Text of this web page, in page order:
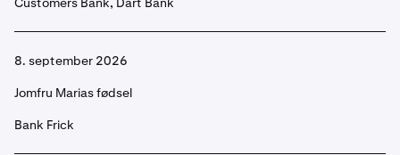
8. september 2026
Jomfru Marias fødsel
Bank Frick